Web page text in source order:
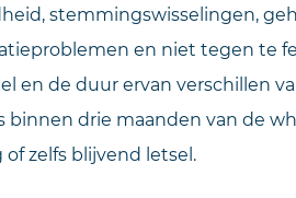
stemmingswisselingen,
en niet tegen te
en de duur ervan verschillen
binnen drie maanden van de
zelfs blijvend letsel.